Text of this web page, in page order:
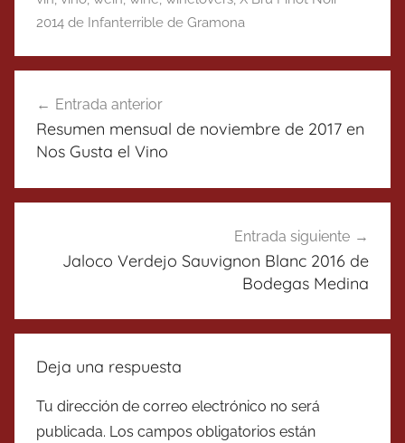
2014 de Infanterrible de Gramona
de
entradas
Entrada anterior
Resumen mensual de noviembre de 2017 en
Nos Gusta el Vino
Entrada siguiente
Jaloco Verdejo Sauvignon Blanc 2016 de
Bodegas Medina
Deja una respuesta
Tu dirección de correo electrónico no será
publicada. Los campos obligatorios están